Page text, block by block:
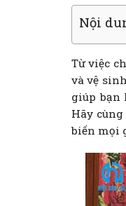
Nội
Từ việc
và vệ
giúp bạn
Hãy
biến mọi